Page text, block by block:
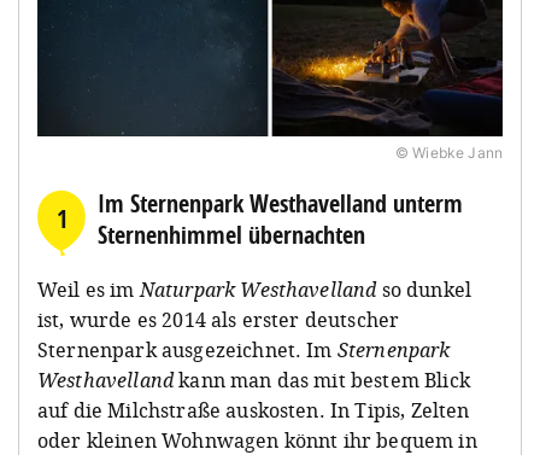
© Wiebke Jann
1
Im Sternenpark Westhavelland unterm
Sternenhimmel übernachten
Weil es imNaturpark Westhavellandso dunkel
ist, wurde es 2014 als erster deutscher
Sternenpark ausgezeichnet. Im Sternenpark
Westhavellandkann man das mit bestem Blick
auf die Milchstraße auskosten. In Tipis, Zelten
oder kleinen Wohnwagen könnt ihr bequem in